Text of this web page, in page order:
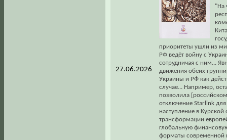
27.06.2026
"На
приоритеты ушли из
РФ ведёт войну с
сотрудничая с ним...
движения обеих
Украины и РФ как
случае... Например,
позволила
отключение Starlink
наступление в
трансформации
глобальную
форматы современной